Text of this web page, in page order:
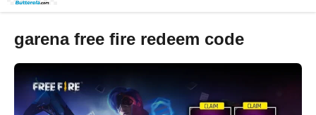
garena free fire redeem code